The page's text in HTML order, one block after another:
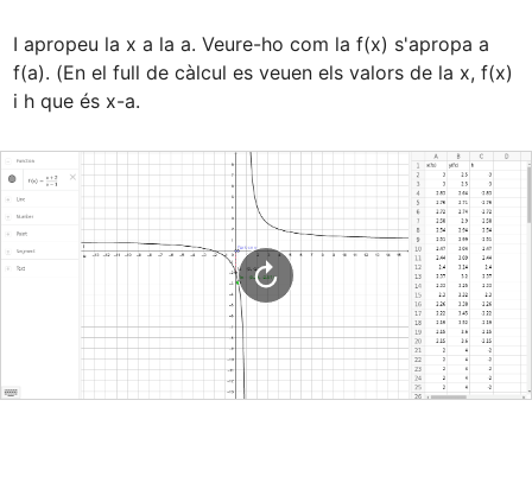
I apropeu la x a la a. Veure-ho com la f(x) s'apropa a
f(a). (En el full de càlcul es veuen els valors de la x, f(x)
i h que és x-a.